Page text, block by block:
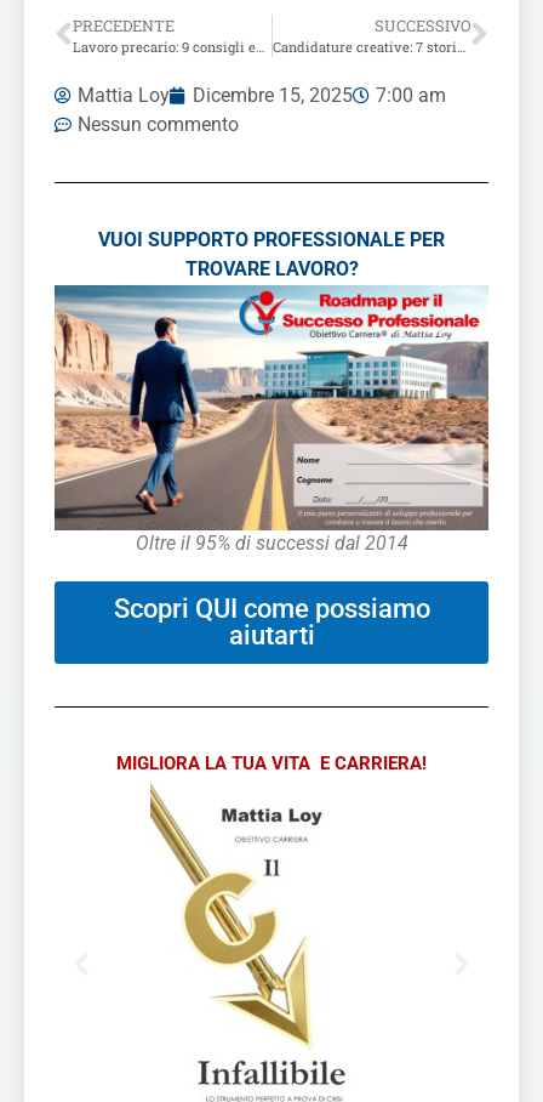
PRECEDENTE SUCCESSIVO
Mattia Loy Dicembre 15, 2025
7:00 am
Nessun commento
VUOI SUPPORTO PROFESSIONALE PER
TROVARE LAVORO?
Oltre il 95% di successi dal 2014
Scopri QUI come possiamo
aiutarti
MIGLIORA LA TUA VITA E CARRIERA!